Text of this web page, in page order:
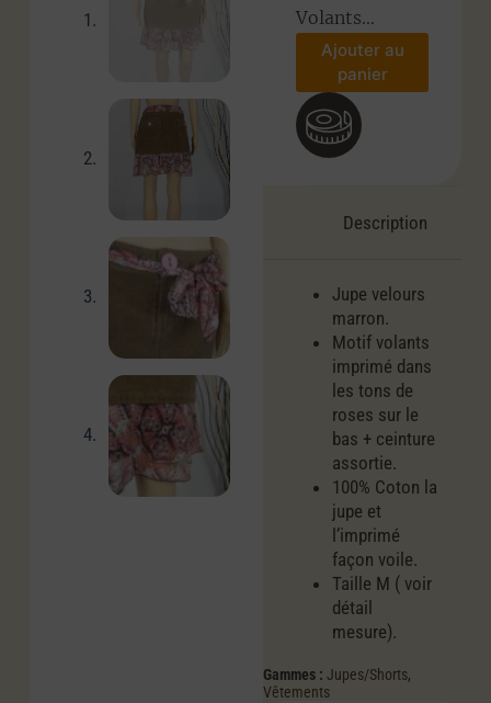
Volants…
Ajouter au
panier
Description
Jupe velours
marron.
Motif volants
imprimé dans
les tons de
roses sur le
bas + ceinture
assortie.
100% Coton la
jupe et
l’imprimé
façon voile.
Taille M ( voir
détail
mesure).
Gammes : Jupes/Shorts,
Vêtements